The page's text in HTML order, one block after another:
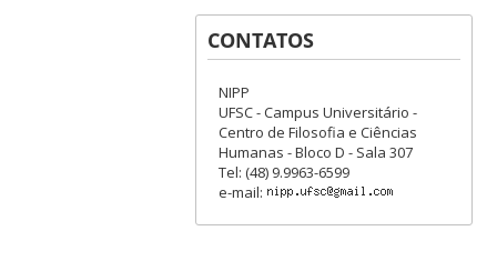
CONTATOS
NIPP
UFSC - Campus Universitário -
Centro de Filosofia e Ciências
Humanas - Bloco D - Sala 307
Tel: (48) 9.9963-6599
e-mail: